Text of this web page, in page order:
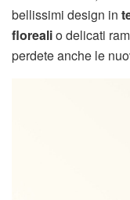
bellissimi design in
florealio delicati
perdete anche le